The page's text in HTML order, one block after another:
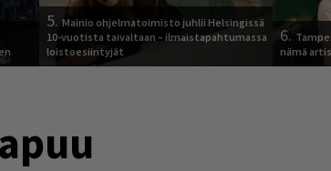
5. Mainio ohjelmatoimisto juhlii Helsingissä
10-vuotista taivaltaan – ilmaistapahtumassa
loistoesiintyjät
6.
nämä